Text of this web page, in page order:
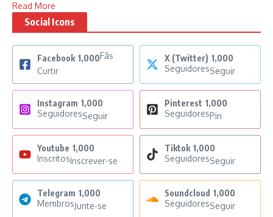
Read More
Social Icons
Facebook 1,000Fãs
Curtir
X (Twitter) 1,000
SeguidoresSeguir
Instagram 1,000
SeguidoresSeguir
Pinterest 1,000
SeguidoresPin
Youtube 1,000
InscritosInscrever-se
Tiktok 1,000
SeguidoresSeguir
Telegram 1,000
MembrosJunte-se
Soundcloud 1,000
SeguidoresSeguir